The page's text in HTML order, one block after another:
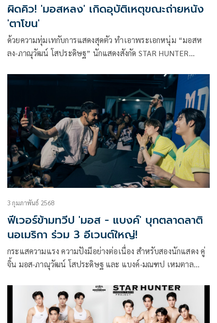
ผิดคิว! 'มอสหลง' เกิดอุบัติเหตุขณะถ่ายหนัง
'ตาโขน'
ด้วยความทุ่มเทกับการแสดงสุดตัว ทำเอาพระเอกหนุ่ม “มอสห
ลง-ภาณุวัฒน์ โสประดิษฐ” นักแสดงสังกัด STAR HUNTER
Series) เกิดอุบัติเหตุหน้าไปไถลกับพื้น หัวเข่ากระแทก จนได้รับ
บาดเจ็บ ปากแตก เกิดเป็นรอยแผลถลอกที่ใบหน้าและหัวเข่า
3 กุมภาพันธ์ 2568
ฟีเวอร์ข้ามทวีป 'มอส - แบงค์' บุกตลาดลาติ
นอเมริกา ร่วม 3 อีเวนต์ใหญ่!
กระแสความแรง ความปังมีอย่างต่อเนื่อง สำหรับสองนักแสดง คู่
จิ้น มอส-ภาณุวัฒน์ โสประดิษฐ และ แบงค์-มณฑป เหมตาล
X Vibes” (เพียงชลาลัย) ก็ควงคู่ออกงานอีเวนต์ทั้งไทยและต่าง
ประเทศแบบไม่ได้พัก